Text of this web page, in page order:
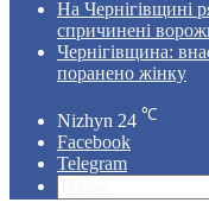
На Чернігівщині
спричинені
Чернігівщина:
поранено жінку
Nizhyn 24 ℃
Facebook
Telegram